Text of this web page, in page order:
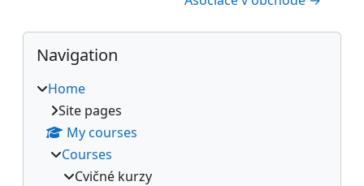
Blocks
Skip Navigation
Navigation
Home
Site pages
My courses
Courses
Cvičné kurzy